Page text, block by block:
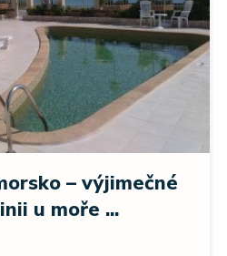
– výjimečné
u moře ...